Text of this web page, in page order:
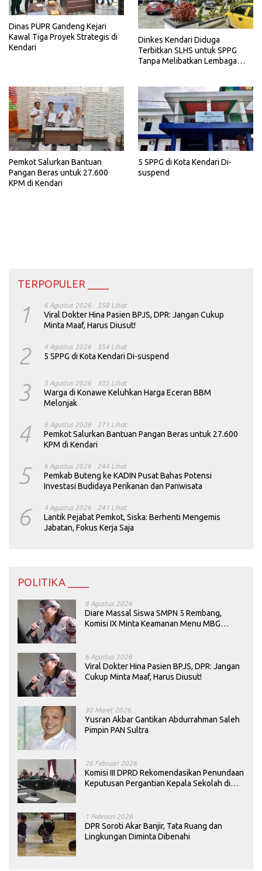
Dinas PUPR Gandeng Kejari
Kawal Tiga Proyek Strategis di
Kendari
Dinkes Kendari Diduga
Terbitkan SLHS untuk SPPG
Tanpa Melibatkan Lembaga
Pemkot Salurkan Bantuan
Pangan Beras untuk 27.600
KPM di Kendari
5 SPPG di Kota Kendari Di-
suspend
TERPOPULER ____
1 6 Agustus 2026 358 Lihat
Viral Dokter Hina Pasien BPJS, DPR: Jangan Cukup
Minta Maaf, Harus Diusut!
2 4 Agustus 2026 354 Lihat
5 SPPG di Kota Kendari Di-suspend
3 5 Agustus 2026 305 Lihat
Warga di Konawe Keluhkan Harga Eceran BBM
Melonjak
4 6 Agustus 2026 271 Lihat
Pemkot Salurkan Bantuan Pangan Beras untuk 27.600
KPM di Kendari
5 6 Agustus 2026 244 Lihat
Pemkab Buteng ke KADIN Pusat Bahas Potensi
Investasi Budidaya Perikanan dan Pariwisata
6 4 Agustus 2026 241 Lihat
Lantik Pejabat Pemkot, Siska: Berhenti Mengemis
Jabatan, Fokus Kerja Saja
POLITIKA ____
8 Agustus 2026
Diare Massal Siswa SMPN 5 Rembang,
Komisi IX Minta Keamanan Menu MBG
6 Agustus 2026
Viral Dokter Hina Pasien BPJS, DPR: Jangan
Cukup Minta Maaf, Harus Diusut!
30 Maret 2026
Yusran Akbar Gantikan Abdurrahman Saleh
Pimpin PAN Sultra
26 Februari 2026
Komisi III DPRD Rekomendasikan Penundaan
Keputusan Pergantian Kepala Sekolah di
1 Februari 2026
DPR Soroti Akar Banjir, Tata Ruang dan
Lingkungan Diminta Dibenahi